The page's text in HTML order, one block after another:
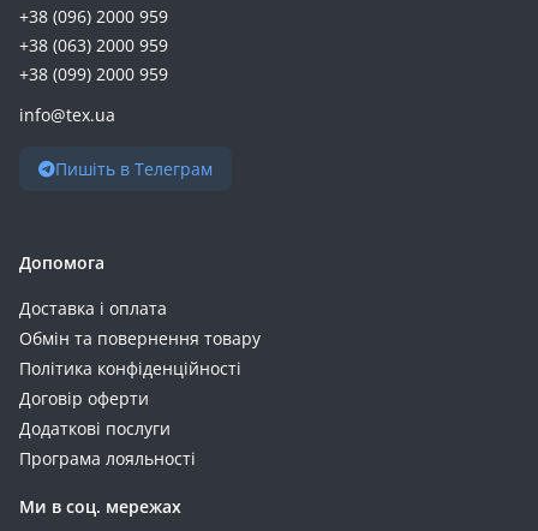
+38 (096) 2000 959
+38 (063) 2000 959
+38 (099) 2000 959
info@tex.ua
Пишіть в Телеграм
Допомога
Доставка і оплата
Обмін та повернення товару
Політика конфіденційності
Договір оферти
Додаткові послуги
Програма лояльності
Ми в соц. мережах